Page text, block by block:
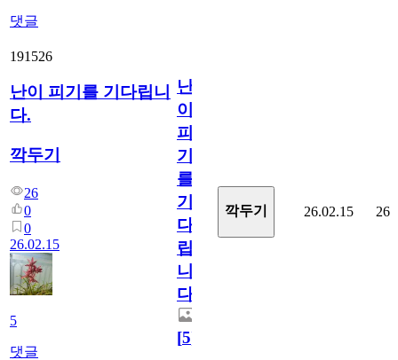
댓글
191526
난이 피기를 기다립니
다.
깍두기
26
0
0
26.02.15
5
댓글
난
이
피
기
를
기
다
립
니
다.
[5]
깍두기 26.02.15 26